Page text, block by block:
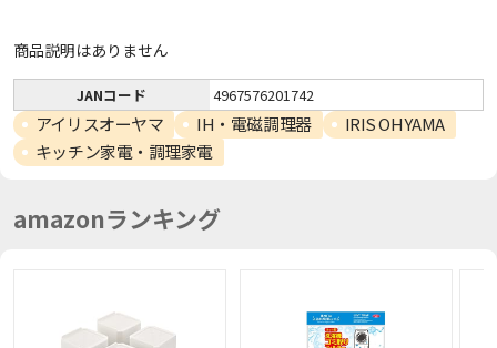
商品説明はありません
JANコード 4967576201742
アイリスオーヤマ IH・電磁調理器
IRIS OHYAMA
キッチン家電・調理家電
amazonランキング